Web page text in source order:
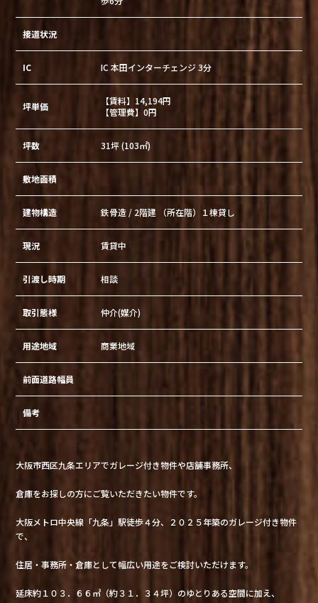
接道状況
IC IC 本田インターチェンジ 3分
坪単価
【賃料】14,194円
【管理費】0円
坪数 31坪 (103㎡)
敷地面積
建物構造 鉄骨造 / 2階建 （所在階）１棟貸し
現況 賃貸中
引渡し時期 相談
取引態様 仲介(媒介)
用途地域 商業地域
前面道路幅員
備考
大阪市西区九条エリアでガレージ付き物件や店舗事務所、
倉庫をお探しの方にご覧いただきたい物件です。
大阪メトロ中央線「九条」駅徒歩４分、２０２５年築のガレージ付き物件
で、
住居・事務所・倉庫として幅広い用途をご検討いただけます。
延床約１０３．６６㎡（約３１．３４坪）のゆとりある空間に加え、